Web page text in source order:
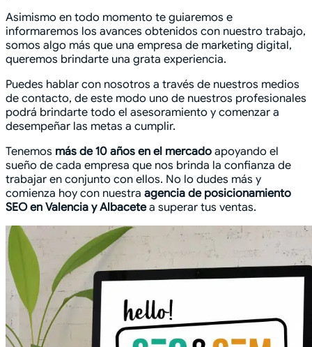
Asimismo en todo momento te guiaremos e
informaremos los avances obtenidos con nuestro trabajo,
somos algo más que una empresa de marketing digital,
queremos brindarte una grata experiencia.
Puedes hablar con nosotros a través de nuestros medios
de contacto, de este modo uno de nuestros profesionales
podrá brindarte todo el asesoramiento y comenzar a
desempeñar las metas a cumplir.
Tenemos más de 10 años en el mercado apoyando el
sueño de cada empresa que nos brinda la confianza de
trabajar en conjunto con ellos. No lo dudes más y
comienza hoy con nuestra agencia de posicionamiento
SEO en Valencia y Albacetea superar tus ventas.